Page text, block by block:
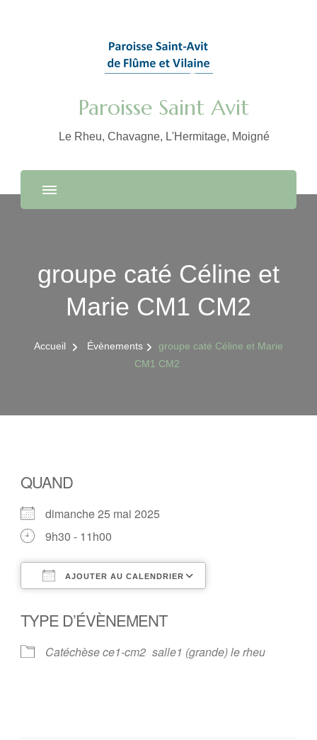
Paroisse Saint Avit
Le Rheu, Chavagne, L'Hermitage, Moigné
groupe caté Céline et
Marie CM1 CM2
Accueil Évènements
groupe caté Céline et Marie
CM1 CM2
QUAND
dimanche 25 mai 2025
9h30 - 11h00
AJOUTER AU CALENDRIER
TYPE D’ÉVÈNEMENT
Catéchèse ce1-cm2 salle1 (grande) le rheu